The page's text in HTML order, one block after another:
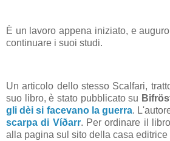
È un lavoro appena iniziato, e
continuare i suoi studi.
Un articolo dello stesso Scalfari,
suo libro, è stato pubblicato su
gli dèi si facevano la guerra.
scarpa di Víðarr. Per ordinare il
alla pagina sul sito della casa editrice